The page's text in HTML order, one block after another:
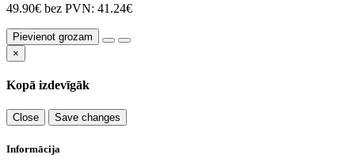
49.90€ bez PVN: 41.24€
Pievienot grozam
×
Kopā izdevīgāk
Close Save changes
Informācija